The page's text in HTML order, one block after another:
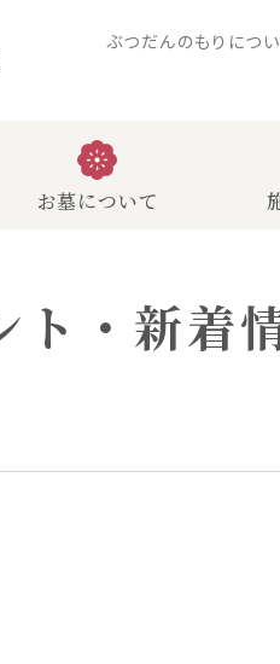
ぶつだんのもりにつ
お墓について
ト・新着